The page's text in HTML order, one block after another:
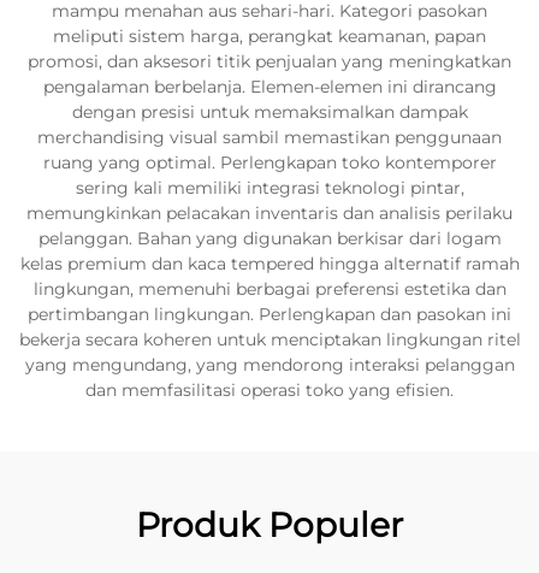
mampu menahan aus sehari-hari. Kategori pasokan
meliputi sistem harga, perangkat keamanan, papan
promosi, dan aksesori titik penjualan yang meningkatkan
pengalaman berbelanja. Elemen-elemen ini dirancang
dengan presisi untuk memaksimalkan dampak
merchandising visual sambil memastikan penggunaan
ruang yang optimal. Perlengkapan toko kontemporer
sering kali memiliki integrasi teknologi pintar,
memungkinkan pelacakan inventaris dan analisis perilaku
pelanggan. Bahan yang digunakan berkisar dari logam
kelas premium dan kaca tempered hingga alternatif ramah
lingkungan, memenuhi berbagai preferensi estetika dan
pertimbangan lingkungan. Perlengkapan dan pasokan ini
bekerja secara koheren untuk menciptakan lingkungan ritel
yang mengundang, yang mendorong interaksi pelanggan
dan memfasilitasi operasi toko yang efisien.
Produk Populer